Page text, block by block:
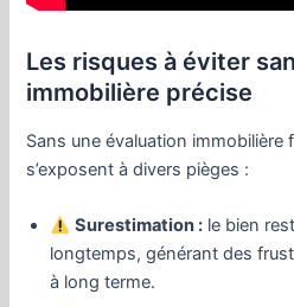
Les risques à éviter
immobilière précise
Sans une évaluation immobilière
s’exposent à divers pièges :
Surestimation : le bien
longtemps, générant des
à long terme.